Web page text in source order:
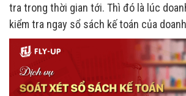
tra trong thời gian tới. Thì đó là lúc
kiểm tra ngay sổ sách kế toán của